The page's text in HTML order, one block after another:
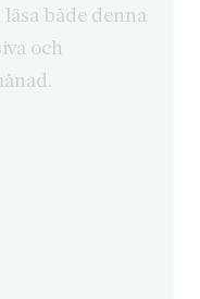
både denna
och